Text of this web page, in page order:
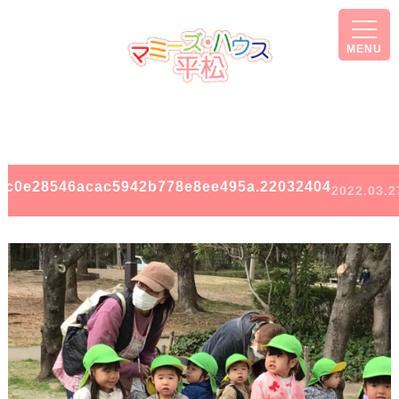
MENU